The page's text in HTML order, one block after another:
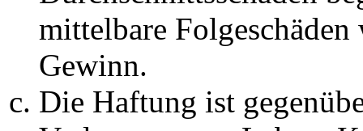
mittelbare Folgeschäden
Gewinn.
Die Haftung ist